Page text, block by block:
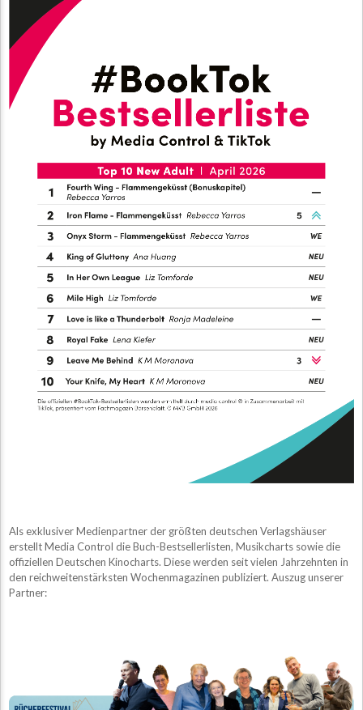
Als exklusiver Medienpartner der größten deutschen Verlagshäuser
erstellt Media Control die Buch-Bestsellerlisten, Musikcharts sowie die
offiziellen Deutschen Kinocharts. Diese werden seit vielen Jahrzehnten in
den reichweitenstärksten Wochenmagazinen publiziert. Auszug unserer
Partner: